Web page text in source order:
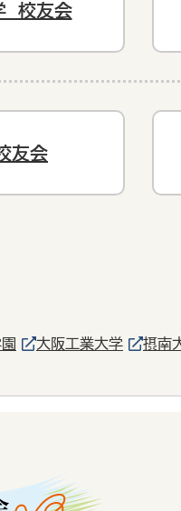
校友会
友会
大阪工業大学 摂南